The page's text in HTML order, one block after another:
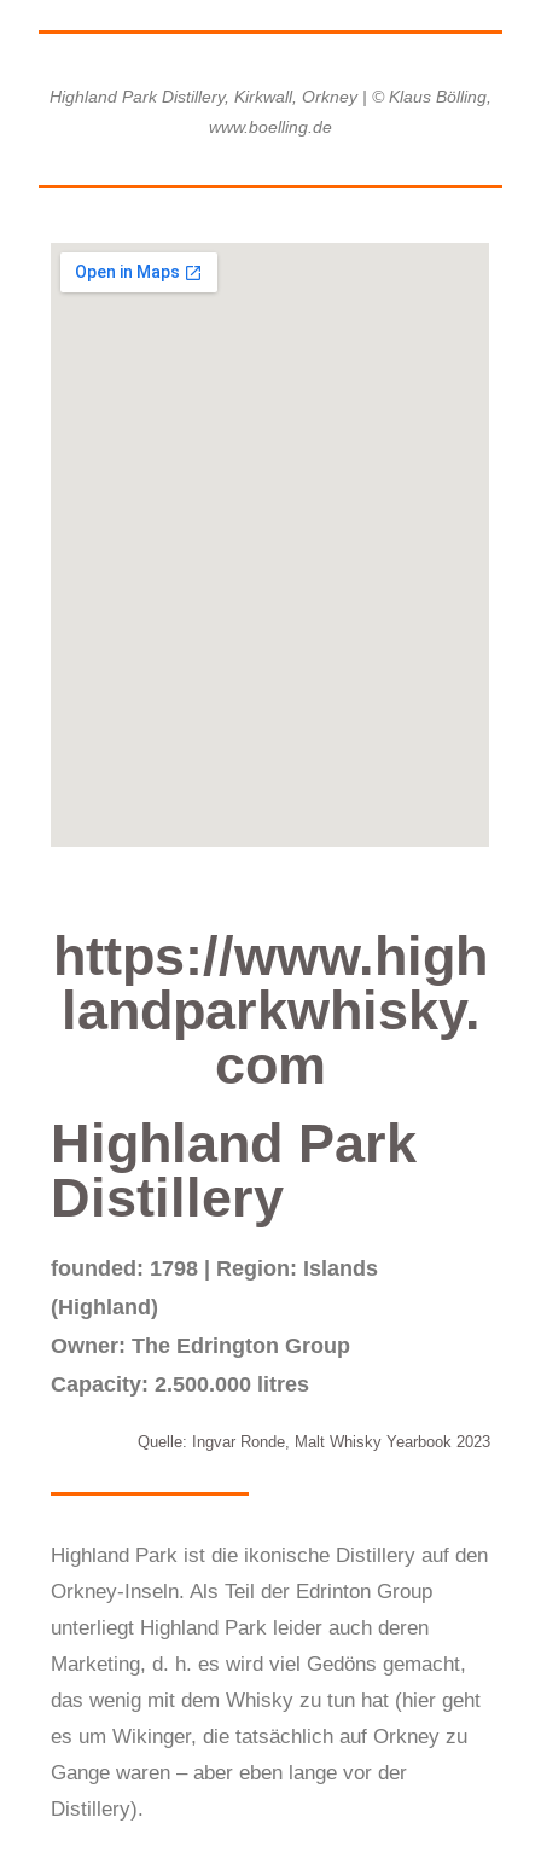
Highland Park Distillery, Kirkwall, Orkney | © Klaus Bölling,
www.boelling.de
https://www.high
landparkwhisky.
com
Highland Park
Distillery
founded: 1798 | Region: Islands
(Highland)
Owner: The Edrington Group
Capacity: 2.500.000 litres
Quelle: Ingvar Ronde, Malt Whisky Yearbook 2023
Highland Park ist die ikonische Distillery auf den
Orkney-Inseln. Als Teil der Edrinton Group
unterliegt Highland Park leider auch deren
Marketing, d. h. es wird viel Gedöns gemacht,
das wenig mit dem Whisky zu tun hat (hier geht
es um Wikinger, die tatsächlich auf Orkney zu
Gange waren – aber eben lange vor der
Distillery).